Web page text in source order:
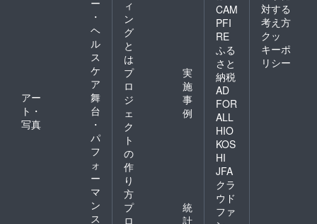
ー
・
ヘ
ル
ス
ケ
ア
アー
ト・
写真
舞
台
・
パ
フ
ォ
ー
マ
ン
ス
ィ
ン
グ
と
は
プ
ロ
ジ
ェ
ク
ト
の
作
り
方
実
施
事
例
プ
ロ
統
計
CAM
PFI
RE
ふる
さと
納税
AD
FOR
ALL
HIO
KOS
HI
JFA
クラ
ウド
ファ
対する
考え方
クッ
キーポ
リシー